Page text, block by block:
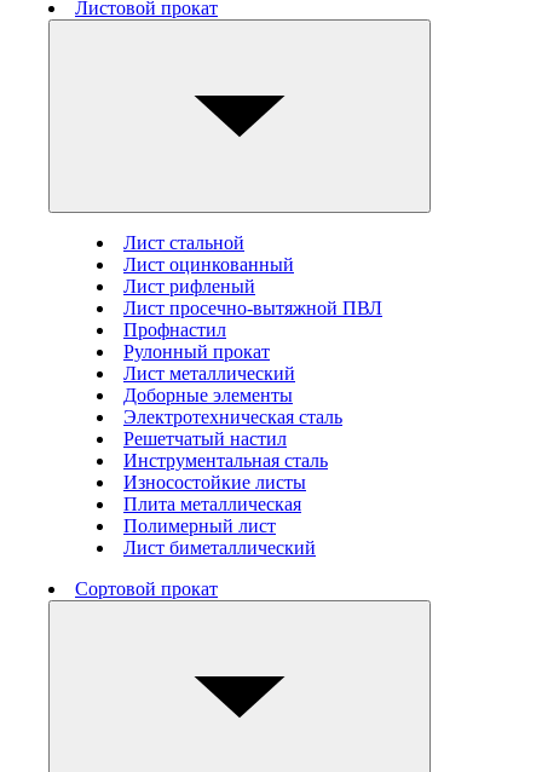
Листовой прокат
Лист стальной
Лист оцинкованный
Лист рифленый
Лист просечно-вытяжной ПВЛ
Профнастил
Рулонный прокат
Лист металлический
Доборные элементы
Электротехническая сталь
Решетчатый настил
Инструментальная сталь
Износостойкие листы
Плита металлическая
Полимерный лист
Лист биметаллический
Сортовой прокат